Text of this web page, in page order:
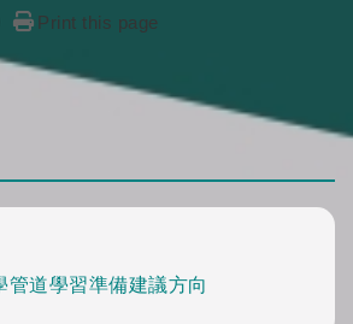
Print this page
管道學習準備建議方向